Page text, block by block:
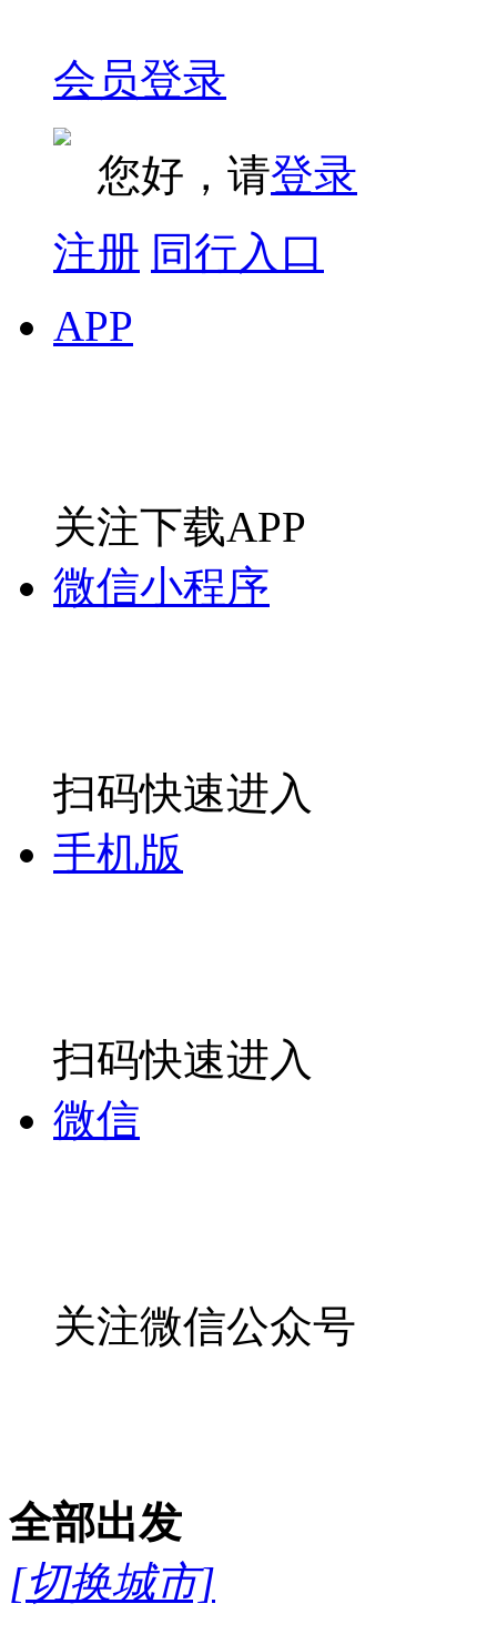
会员登录
您好，请登录
注册 同行入口
APP
关注下载APP
微信小程序
扫码快速进入
手机版
扫码快速进入
微信
关注微信公众号
全部出发
[切换城市]